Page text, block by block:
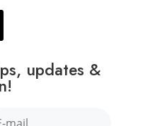
updates &